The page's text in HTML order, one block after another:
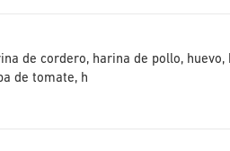
de cordero, harina de pollo,
de tomate, h